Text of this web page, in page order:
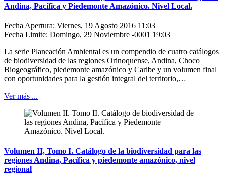
Andina, Pacífica y Piedemonte Amazónico. Nivel Local.
Fecha Apertura: Viernes, 19 Agosto 2016 11:03
Fecha Limite: Domingo, 29 Noviembre -0001 19:03
La serie Planeación Ambiental es un compendio de cuatro catálogos
de biodiversidad de las regiones Orinoquense, Andina, Choco
Biogeográfico, piedemonte amazónico y Caribe y un volumen final
con oportunidades para la gestión integral del territorio,…
Ver más ...
Volumen II, Tomo I. Catálogo de la biodiversidad para las
regiones Andina, Pacífica y piedemonte amazónico, nivel
regional